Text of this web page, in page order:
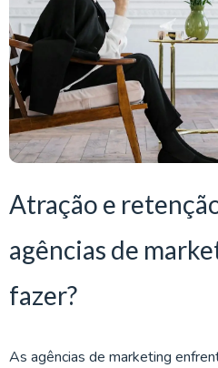
Atração e
agências de
fazer?
As agências de marketing